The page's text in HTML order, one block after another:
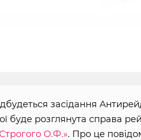
засідання
буде розглянута справа
О.Ф.». Про це